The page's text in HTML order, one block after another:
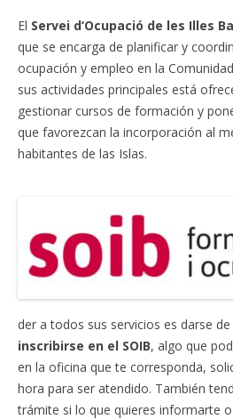
El Servei d’Ocupació de les Illes
que se encarga de planificar y
ocupación y empleo en la
sus actividades principales está
gestionar cursos de formación y
que favorezcan la incorporación al
habitantes de las Islas.
der a todos sus servicios es darse
inscribirse en el SOIB, algo que
en la oficina que te corresponda,
hora para ser atendido. También
trámite si lo que quieres informarte